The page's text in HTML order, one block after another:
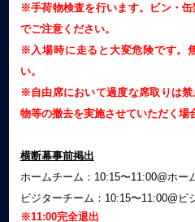
※手荷物検査を行います。ビン・
でご注意ください。
※入場時に走ると大変危険です。
い。
※自由席において過度な席取りは
物等の撤去を実施させていただく場
横断幕事前掲出
ホームチーム：10:15〜11:00@ホー
ビジターチーム：10:15〜11:00@ビ
※11:00完全退出